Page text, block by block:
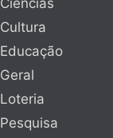
Ciências
Cultura
Educação
Geral
Loteria
Pesquisa